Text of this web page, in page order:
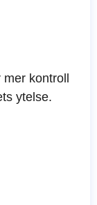
kontroll
ytelse.